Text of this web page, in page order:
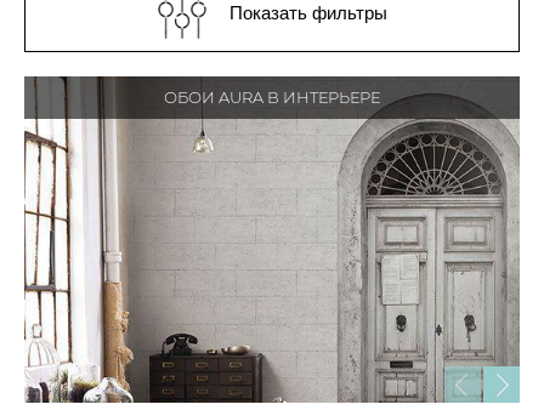
Показать фильтры
ОБОИ AURA В ИНТЕРЬЕРЕ